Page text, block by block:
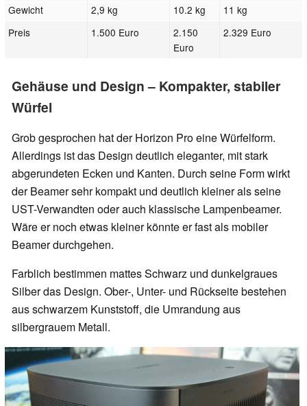
Gewicht
2,9 kg 10.2 kg
11 kg
Preis
1.500 Euro
2.150
Euro
2.329 Euro
Gehäuse und Design – Kompakter, stabiler
Würfel
Grob gesprochen hat der Horizon Pro eine Würfelform.
Allerdings ist das Design deutlich eleganter, mit stark
abgerundeten Ecken und Kanten. Durch seine Form wirkt
der Beamer sehr kompakt und deutlich kleiner als seine
UST-Verwandten oder auch klassische Lampenbeamer.
Wäre er noch etwas kleiner könnte er fast als mobiler
Beamer durchgehen.
Farblich bestimmen mattes Schwarz und dunkelgraues
Silber das Design. Ober-, Unter- und Rückseite bestehen
aus schwarzem Kunststoff, die Umrandung aus
silbergrauem Metall.